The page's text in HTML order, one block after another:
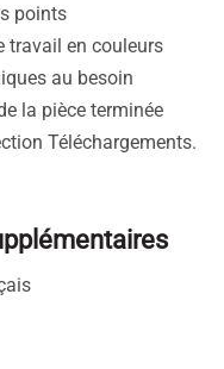
points
travail en couleurs
au besoin
la pièce terminée
Téléchargements.